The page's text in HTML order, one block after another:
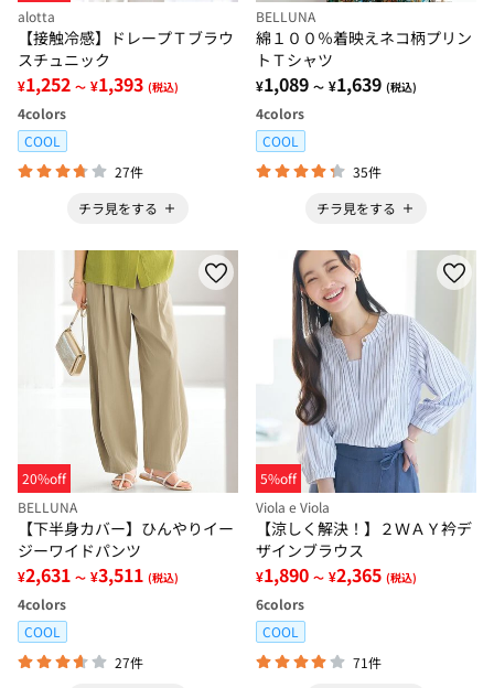
alotta
【接触冷感】ドレープＴブラウ
スチュニック
¥1,252 ～ ¥1,393 (税込)
4colors
COOL
27件
チラ見をする
BELLUNA
綿１００％着映えネコ柄プリン
トＴシャツ
¥1,089 ～ ¥1,639 (税込)
4colors
COOL
35件
チラ見をする
20%off
BELLUNA
【下半身カバー】ひんやりイー
ジーワイドパンツ
¥2,631 ～ ¥3,511 (税込)
4colors
COOL
27件
5%off
Viola e Viola
【涼しく解決！】２ＷＡＹ衿デ
ザインブラウス
¥1,890 ～ ¥2,365 (税込)
6colors
COOL
71件